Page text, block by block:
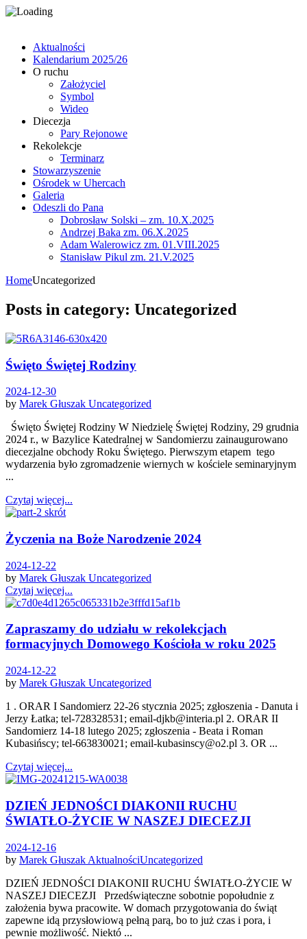
Aktualności
Kalendarium 2025/26
O ruchu
Założyciel
Symbol
Wideo
Diecezja
Pary Rejonowe
Rekolekcje
Terminarz
Stowarzyszenie
Ośrodek w Uhercach
Galeria
Odeszli do Pana
Dobrosław Solski – zm. 10.X.2025
Andrzej Baka zm. 06.X.2025
Adam Walerowicz zm. 01.VIII.2025
Stanisław Pikul zm. 21.V.2025
HomeUncategorized
Posts in category: Uncategorized
Święto Świętej Rodziny
2024-12-30
by Marek Głuszak Uncategorized
Święto Świętej Rodziny W Niedzielę Świętej Rodziny, 29 grudnia
2024 r., w Bazylice Katedralnej w Sandomierzu zainaugurowano
diecezjalne obchody Roku Świętego. Pierwszym etapem tego
wydarzenia było zgromadzenie wiernych w kościele seminaryjnym
...
Czytaj więcej...
Życzenia na Boże Narodzenie 2024
2024-12-22
by Marek Głuszak Uncategorized
Czytaj więcej...
Zapraszamy do udziału w rekolekcjach
formacyjnych Domowego Kościoła w roku 2025
2024-12-22
by Marek Głuszak Uncategorized
1 . ORAR I Sandomierz 22-26 stycznia 2025; zgłoszenia - Danuta i
Jerzy Łatka; tel-728328531; email-djkb@interia.pl 2. ORAR II
Sandomierz 14-18 lutego 2025; zgłoszenia - Beata i Roman
Kubasińscy; tel-663830021; email-kubasinscy@o2.pl 3. OR ...
Czytaj więcej...
DZIEŃ JEDNOŚCI DIAKONII RUCHU
ŚWIATŁO-ŻYCIE W NASZEJ DIECEZJI
2024-12-16
by Marek Głuszak AktualnościUncategorized
DZIEŃ JEDNOŚCI DIAKONII RUCHU ŚWIATŁO-ŻYCIE W
NASZEJ DIECEZJI Przedświąteczne sobotnie popołudnie z
założenia bywa pracowite. W domach przygotowania do świąt
zapewne idą przysłowiową pełną parą, bo to już czas i pora, i
pewnie możliwość. Niektó ...